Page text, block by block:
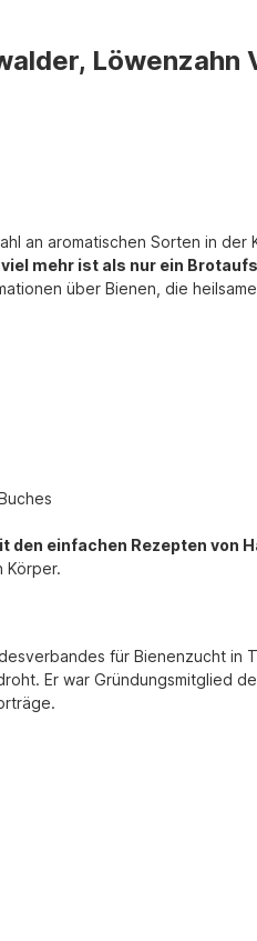
Löwenzahn
an aromatischen Sorten in
viel mehr ist als nur ein
über Bienen, die
den einfachen Rezepten von
Körper.
für Bienenzucht in
Er war Gründungsmitglied